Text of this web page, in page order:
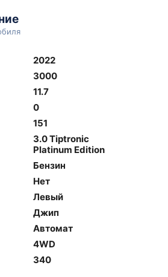
2022
3000
11.7
0
151
3.0 Tiptronic
Platinum Edition
Бензин
Нет
Левый
Джип
Автомат
4WD
340